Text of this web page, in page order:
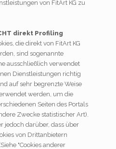
von FitArt KG zu
direkt Profiling
die direkt von FitArt KG
sind sogenannte
ausschließlich verwendet
Dienstleistungen richtig
auf sehr begrenzte Weise
werden, um die
Seiten des Portals
Zwecke statistischer Art).
jedoch darüber, dass über
von Drittanbietern
"Cookies anderer